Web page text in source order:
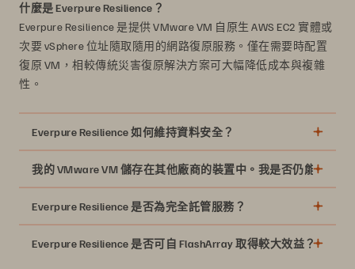
什麼是 Everpure Resilience？
Everpure Resilience 是提供 VMware VM 自原生 AWS EC2 實體或
次要 vSphere 位址隨取隨用的網路復原服務。僅在需要時配置
復原 VM，相較傳統災害復原解決方案可大幅降低成本與複雜
性。
Everpure Resilience 如何維持資料安全？
我的 VMware VM 儲存在其他廠商的裝置中。我是否仍能使用
Everpure Resilience 是否為完全託管服務？
Everpure Resilience 是否可自 FlashArray 取得較大效益？